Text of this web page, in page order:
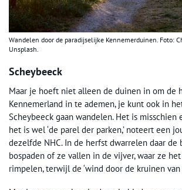
Wandelen door de paradijselijke Kennemerduinen. Foto:
Unsplash.
Scheybeeck
Maar je hoeft niet alleen de duinen in om de
Kennemerland in te ademen, je kunt ook in
Scheybeeck gaan wandelen. Het is misschien
het is wel ‘de parel der parken,’ noteert een
dezelfde NHC. In de herfst dwarrelen daar de
bospaden of ze vallen in de vijver, waar ze
rimpelen, terwijl de ‘wind door de kruinen van